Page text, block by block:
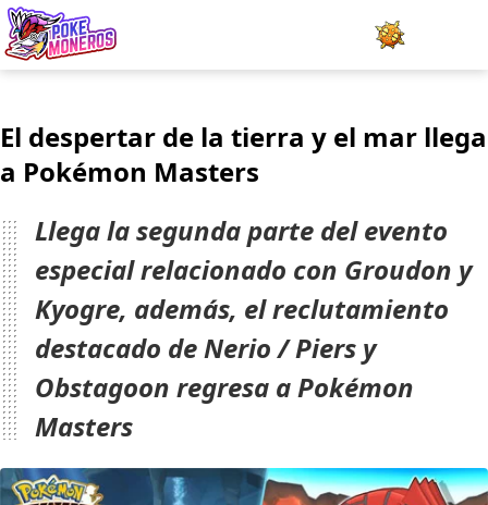
Minijuegos
Team Builder
Tabla de Tipos
Naturalezas
Noticias
LOGIN
El despertar de la tierra y el mar llega
a Pokémon Masters
Llega la segunda parte del evento
especial relacionado con Groudon y
Kyogre, además, el reclutamiento
destacado de Nerio / Piers y
Obstagoon regresa a Pokémon
Masters